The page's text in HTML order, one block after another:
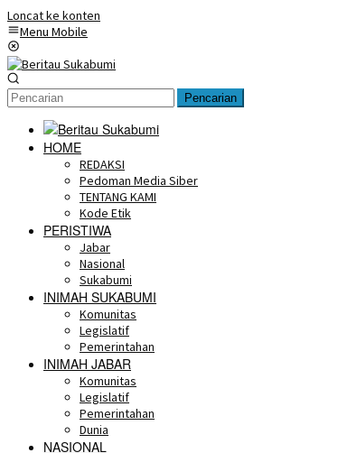
Loncat ke konten
Menu Mobile
Pencarian
HOME
REDAKSI
Pedoman Media Siber
TENTANG KAMI
Kode Etik
PERISTIWA
Jabar
Nasional
Sukabumi
INIMAH SUKABUMI
Komunitas
Legislatif
Pemerintahan
INIMAH JABAR
Komunitas
Legislatif
Pemerintahan
Dunia
NASIONAL